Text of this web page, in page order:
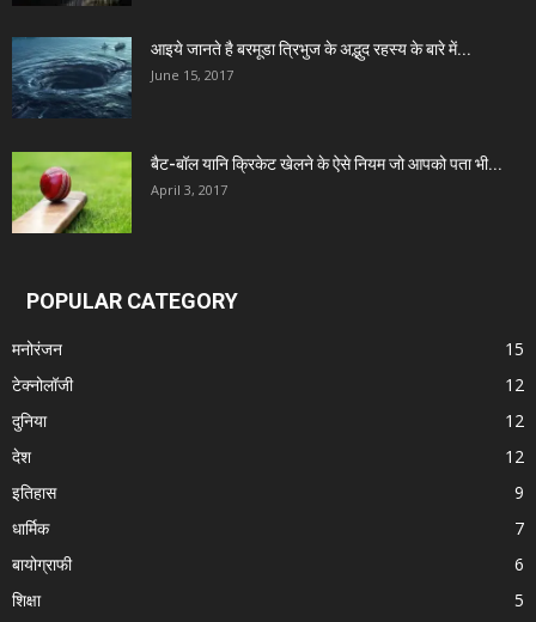
आइये जानते है बरमूडा त्रिभुज के अद्भुद रहस्य के बारे में...
June 15, 2017
बैट-बॉल यानि क्रिकेट खेलने के ऐसे नियम जो आपको पता भी...
April 3, 2017
POPULAR CATEGORY
मनोरंजन
15
टेक्नोलॉजी
12
दुनिया
12
देश
12
इतिहास
9
धार्मिक
7
बायोग्राफी
6
शिक्षा
5